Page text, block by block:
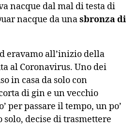
nacque dal mal di testa di
nacque da unasbronza di
eravamo all’inizio della
al Coronavirus. Uno dei
in casa da solo con
di gin e un vecchio
per passare il tempo, un po’
decise di trasmettere